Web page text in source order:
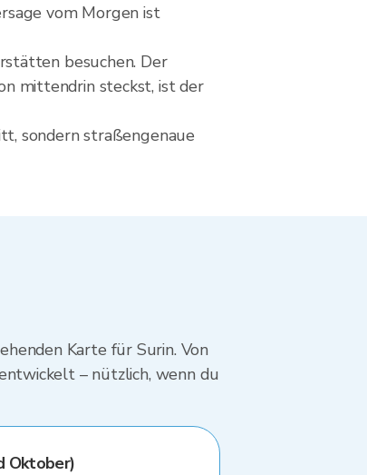
vom Morgen ist
besuchen. Der
mittendrin steckst, ist der
sondern straßengenaue
Karte für Surin. Von
– nützlich, wenn du
Oktober)